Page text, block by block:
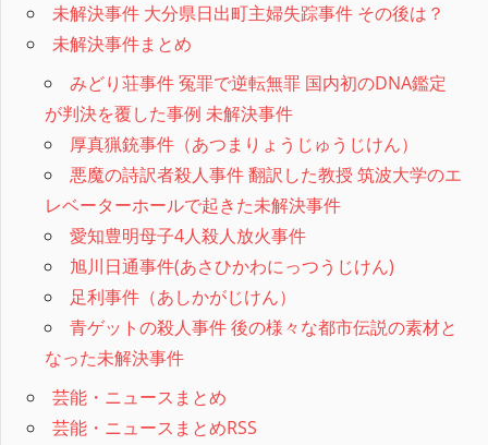
未解決事件 大分県日出町主婦失踪事件 その後は？
未解決事件まとめ
みどり荘事件 冤罪で逆転無罪 国内初のDNA鑑定
が判決を覆した事例 未解決事件
厚真猟銃事件（あつまりょうじゅうじけん）
悪魔の詩訳者殺人事件 翻訳した教授 筑波大学のエ
レベーターホールで起きた未解決事件
愛知豊明母子4人殺人放火事件
旭川日通事件(あさひかわにっつうじけん)
足利事件（あしかがじけん）
青ゲットの殺人事件 後の様々な都市伝説の素材と
なった未解決事件
芸能・ニュースまとめ
芸能・ニュースまとめRSS